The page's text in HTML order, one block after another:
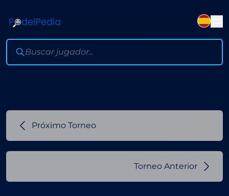
Próximo Torneo
Torneo Anterior